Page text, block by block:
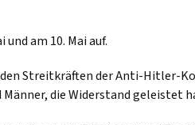
am 10. Mai auf.
Streitkräften der Anti-Hitler-
die Widerstand geleistet